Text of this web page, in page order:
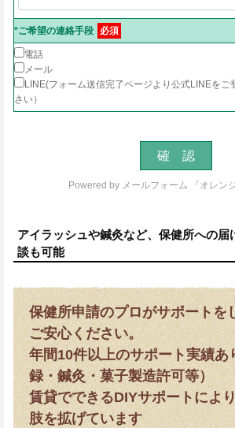
*ご希望の連絡手段 必須
電話
メール
LINE(フォーム送信完了ページより公式LINEをご
さい）
Powered by メールフォーム 『オレン
アイラッシュや鍼灸など、保健所への届
談も可能
保健所申請のプロがサポートを
ご安心ください。
年間10件以上のサポート実績あ
録・鍼灸・菓子製造許可等）
賃貸でできるDIYサポートによ
肢を拡げています